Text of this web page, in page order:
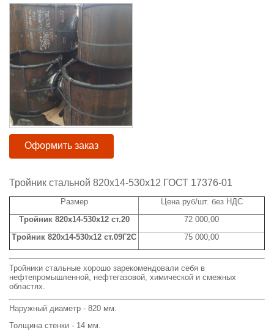
Оформить заказ
Тройник стальной 820x14-530x12 ГОСТ 17376-01
Размер
Цена руб/шт. без НДС
Тройник 820x14-530x12 ст.20
72 000,00
Тройник 820x14-530x12 ст.09Г2С
75 000,00
Тройники стальные хорошо зарекомендовали себя в
нефтепромышленной, нефтегазовой, химической и смежных
областях.
Наружный диаметр - 820 мм.
Толщина стенки - 14 мм.